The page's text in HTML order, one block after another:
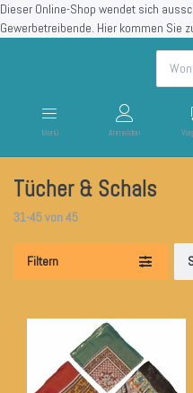
Dieser Online-Shop wendet sich
Gewerbetreibende. Hier kommen Sie
Menü Anmelden
Tücher & Schals
31-45von45
Filtern